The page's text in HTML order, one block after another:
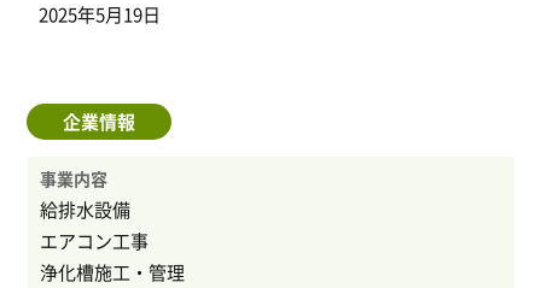
2025年5月19日
企業情報
事業内容
給排水設備
エアコン工事
浄化槽施工・管理